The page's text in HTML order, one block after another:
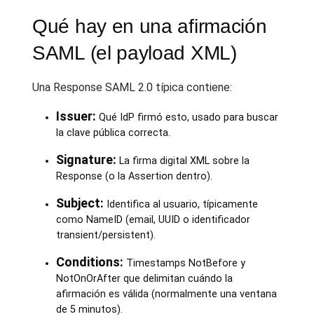
Qué hay en una afirmación
SAML (el payload XML)
Una Response SAML 2.0 típica contiene:
Issuer: Qué IdP firmó esto, usado para buscar
la clave pública correcta.
Signature: La firma digital XML sobre la
Response (o la Assertion dentro).
Subject: Identifica al usuario, típicamente
como NameID (email, UUID o identificador
transient/persistent).
Conditions: Timestamps NotBefore y
NotOnOrAfter que delimitan cuándo la
afirmación es válida (normalmente una ventana
de 5 minutos).